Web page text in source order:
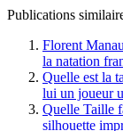
Publications
Florent
la natation
Quelle est la
lui un joueur
Quelle Taille
silhouette